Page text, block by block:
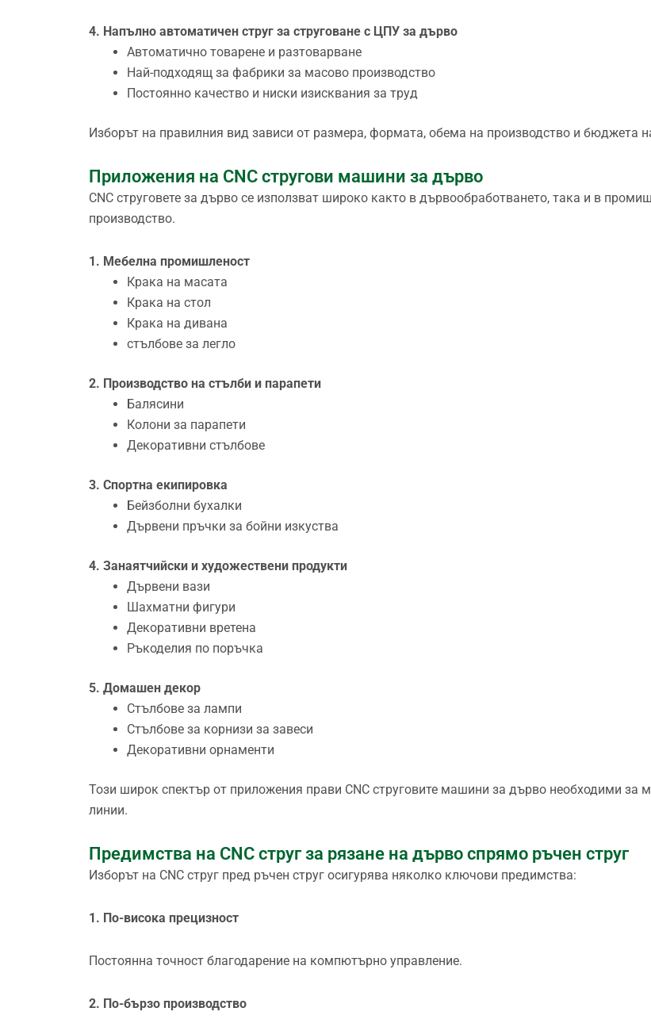
4. Напълно автоматичен струг за струговане с ЦПУ за дърво
Автоматично товарене и разтоварване
Най-подходящ за фабрики за масово производство
Постоянно качество и ниски изисквания за труд
Изборът на правилния вид зависи от размера, формата, обема на производство и бюджета
Приложения на CNC стругови машини за дърво
CNC струговете за дърво се използват широко както в дървообработването, така и в
производство.
1. Мебелна промишленост
Крака на масата
Крака на стол
Крака на дивана
стълбове за легло
2. Производство на стълби и парапети
Балясини
Колони за парапети
Декоративни стълбове
3. Спортна екипировка
Бейзболни бухалки
Дървени пръчки за бойни изкуства
4. Занаятчийски и художествени продукти
Дървени вази
Шахматни фигури
Декоративни вретена
Ръкоделия по поръчка
5. Домашен декор
Стълбове за лампи
Стълбове за корнизи за завеси
Декоративни орнаменти
Този широк спектър от приложения прави CNC струговите машини за дърво необходими за
линии.
Предимства на CNC струг за рязане на дърво спрямо ръчен струг
Изборът на CNC струг пред ръчен струг осигурява няколко ключови предимства:
1. По-висока прецизност
Постоянна точност благодарение на компютърно управление.
2. По-бързо производство